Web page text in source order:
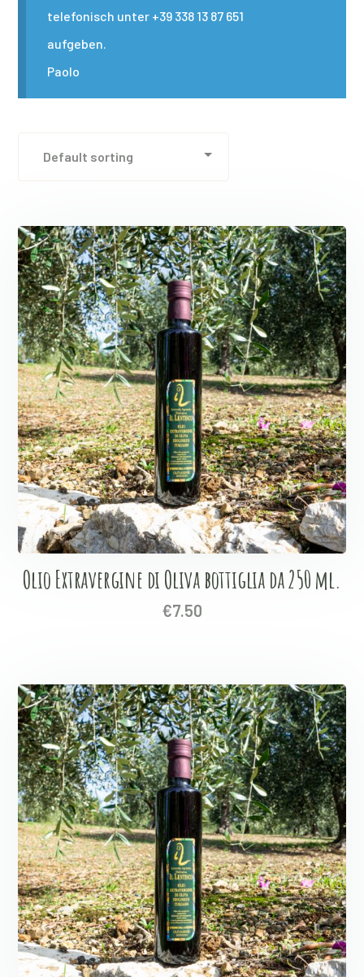
telefonisch unter +39 338 13 87 651
aufgeben.
Paolo
Olio Extravergine di Oliva bottiglia da 250 ml.
€7.50